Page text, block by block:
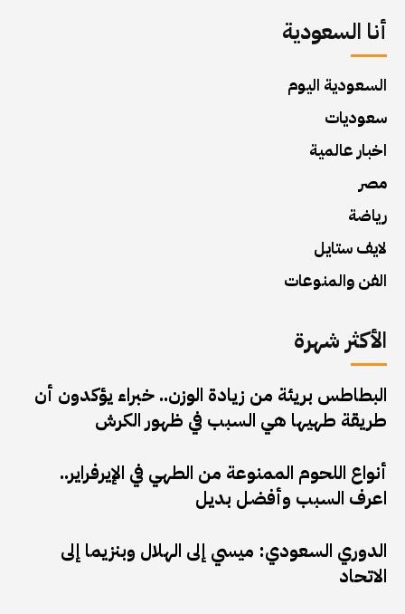
أنا السعودية
السعودية اليوم
سعوديات
اخبار عالمية
مصر
رياضة
لايف ستايل
الفن والمنوعات
الأكثر شهرة
البطاطس بريئة من زيادة الوزن.. خبراء يؤكدون أن
طريقة طهيها هي السبب في ظهور الكرش
أنواع اللحوم الممنوعة من الطهي في الإيرفراير..
اعرف السبب وأفضل بديل
الدوري السعودي: ميسي إلى الهلال وبنزيما إلى
الاتحاد